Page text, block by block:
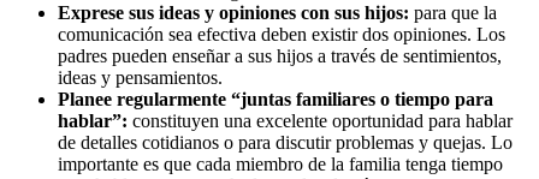
Exprese sus ideas y opiniones con sus hijos: para que la
comunicación sea efectiva deben existir dos opiniones. Los
padres pueden enseñar a sus hijos a través de sentimientos,
ideas y pensamientos.
Planee regularmente “juntas familiares o tiempo para
hablar”: constituyen una excelente oportunidad para hablar
de detalles cotidianos o para discutir problemas y quejas. Lo
importante es que cada miembro de la familia tenga tiempo